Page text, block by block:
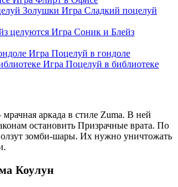
Игра Сладкий поцелуй
Игра Соник и Блейз
Игра Поцелуй в гондоле
Игра Поцелуй в библиотеке
аркада в стиле Zuma. В ней
остановить Призрачные врата. По
зомби-шары. Их нужно уничтожать
Коулун